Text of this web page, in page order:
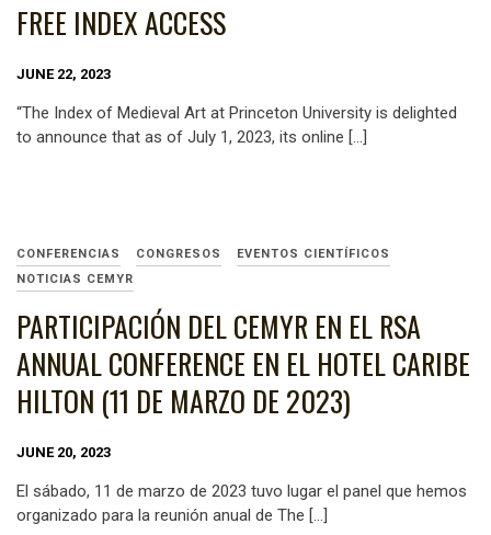
FREE INDEX ACCESS
JUNE 22, 2023
“The Index of Medieval Art at Princeton University is delighted
to announce that as of July 1, 2023, its online […]
CONFERENCIAS CONGRESOS
EVENTOS CIENTÍFICOS
NOTICIAS CEMYR
PARTICIPACIÓN DEL CEMYR EN EL RSA
ANNUAL CONFERENCE EN EL HOTEL CARIBE
HILTON (11 DE MARZO DE 2023)
JUNE 20, 2023
El sábado, 11 de marzo de 2023 tuvo lugar el panel que hemos
organizado para la reunión anual de The […]